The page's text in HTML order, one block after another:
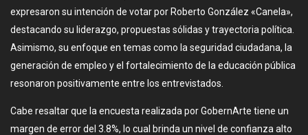
expresaron su intención de votar por Roberto González «Canela»,
destacando su liderazgo, propuestas sólidas y trayectoria política.
Asimismo, su enfoque en temas como la seguridad ciudadana, la
generación de empleo y el fortalecimiento de la educación pública
resonaron positivamente entre los entrevistados.
Cabe resaltar que la encuesta realizada por GobernArte tiene un
margen de error del 3.8%, lo cual brinda un nivel de confianza alto